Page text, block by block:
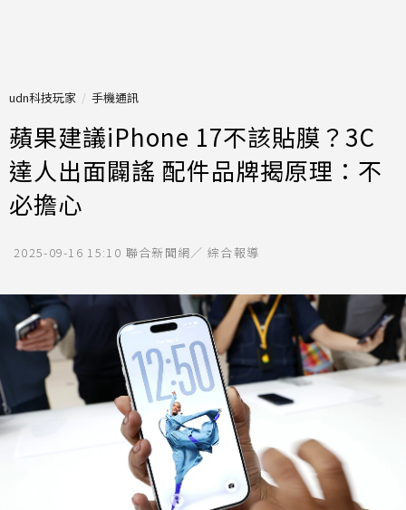
udn科技玩家 手機通訊
蘋果建議iPhone 17不該貼膜？3C
達人出面闢謠 配件品牌揭原理：不
必擔心
2025-09-16 15:10 聯合新聞網／ 綜合報導